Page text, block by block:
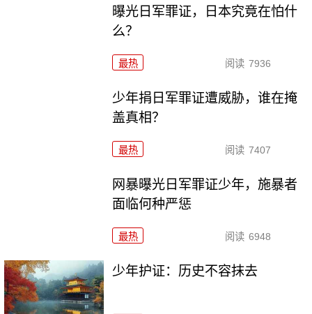
曝光日军罪证，日本究竟在怕什
么？
最热 阅读 7936
少年捐日军罪证遭威胁，谁在掩
盖真相？
最热 阅读 7407
网暴曝光日军罪证少年，施暴者
面临何种严惩
最热 阅读 6948
少年护证：历史不容抹去